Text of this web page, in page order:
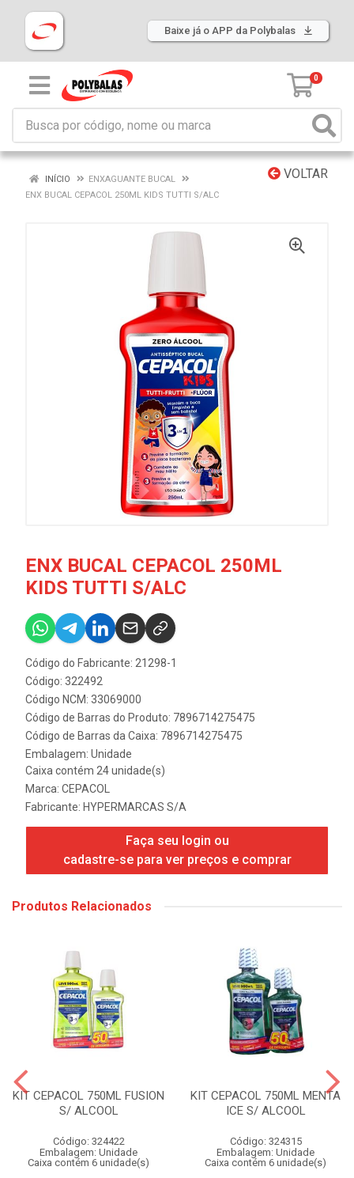
Baixe já o APP da Polybalas
0
VOLTAR
INÍCIO
ENXAGUANTE BUCAL
ENX BUCAL CEPACOL 250ML KIDS TUTTI S/ALC
ENX BUCAL CEPACOL 250ML
KIDS TUTTI S/ALC
Código do Fabricante: 21298-1
Código: 322492
Código NCM: 33069000
Código de Barras do Produto: 7896714275475
Código de Barras da Caixa: 7896714275475
Embalagem: Unidade
Caixa contém 24 unidade(s)
Marca: CEPACOL
Fabricante: HYPERMARCAS S/A
Faça seu login ou
cadastre-se para ver preços e comprar
Produtos Relacionados
KIT CEPACOL 750ML FUSION
S/ ALCOOL
Código: 324422
Embalagem: Unidade
Caixa contém 6 unidade(s)
KIT CEPACOL 750ML MENTA
ICE S/ ALCOOL
Código: 324315
Embalagem: Unidade
Caixa contém 6 unidade(s)